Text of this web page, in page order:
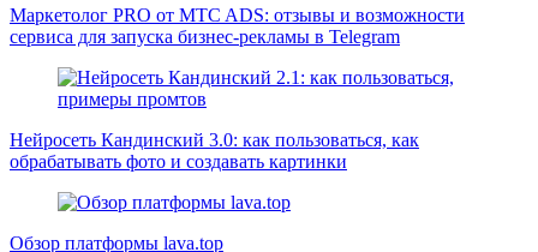
Маркетолог PRO от MTC ADS: отзывы и возможности
сервиса для запуска бизнес-рекламы в Telegram
Нейросеть Кандинский 3.0: как пользоваться, как
обрабатывать фото и создавать картинки
Обзор платформы lava.top